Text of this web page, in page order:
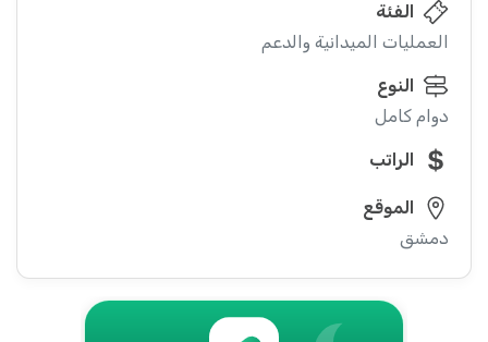
الفئة
العمليات الميدانية والدعم
النوع
دوام كامل
الراتب
الموقع
دمشق